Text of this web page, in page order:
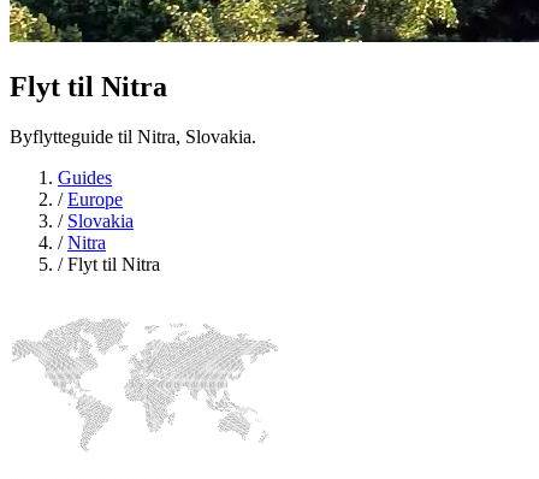
Flyt til Nitra
Byflytteguide til Nitra, Slovakia.
Guides
/Europe
/ Slovakia
/Nitra
/Flyt til Nitra